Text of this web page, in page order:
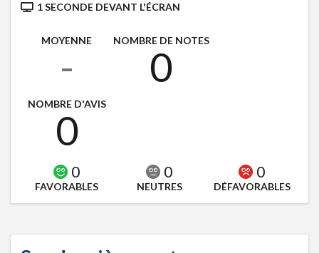
1 SECONDE DEVANT L'ÉCRAN
MOYENNE
-
NOMBRE DE NOTES
0
NOMBRE D'AVIS
0
0
FAVORABLES
0
NEUTRES
0
DÉFAVORABLES